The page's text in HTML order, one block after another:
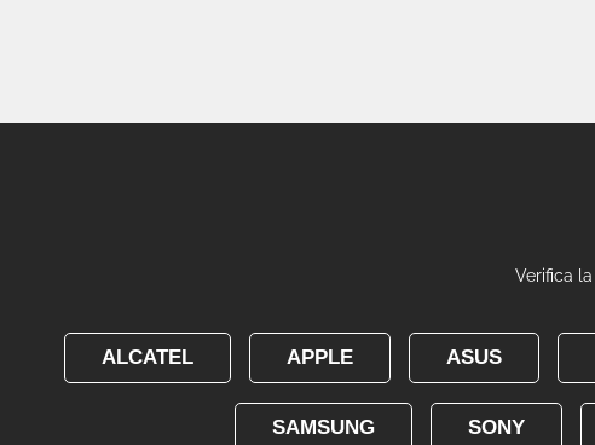
Verifica
ALCATEL APPLE ASUS
SAMSUNG SONY